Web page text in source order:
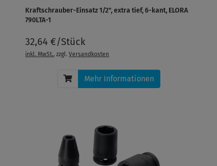
Kraftschrauber-Einsatz 1/2", extra tief, 6-kant, ELORA
790LTA-1
32,64 €/Stück
inkl. MwSt., zzgl.Versandkosten
Mehr Informationen